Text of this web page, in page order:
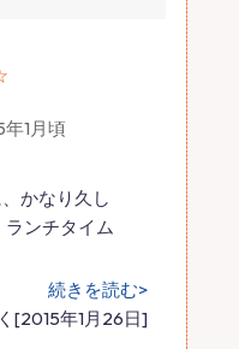
1月頃
かなり久し
ンチタイム
続きを読む>
[2015年1月26日]